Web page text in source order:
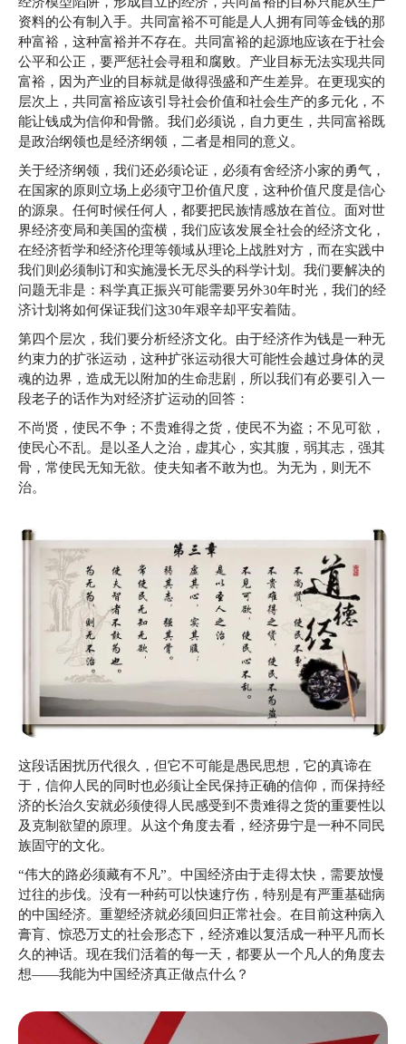
资料的公有制入手。共同富裕不可能是人人拥有同等金钱的那
种富裕，这种富裕并不存在。共同富裕的起源地应该在于社会
公平和公正，要严惩社会寻租和腐败。产业目标无法实现共同
富裕，因为产业的目标就是做得强盛和产生差异。在更现实的
层次上，共同富裕应该引导社会价值和社会生产的多元化，不
能让钱成为信仰和骨骼。我们必须说，自力更生，共同富裕既
是政治纲领也是经济纲领，二者是相同的意义。
关于经济纲领，我们还必须论证，必须有舍经济小家的勇气，
在国家的原则立场上必须守卫价值尺度，这种价值尺度是信心
的源泉。任何时候任何人，都要把民族情感放在首位。面对世
界经济变局和美国的蛮横，我们应该发展全社会的经济文化，
在经济哲学和经济伦理等领域从理论上战胜对方，而在实践中
我们则必须制订和实施漫长无尽头的科学计划。我们要解决的
问题无非是：科学真正振兴可能需要另外30年时光，我们的经
济计划将如何保证我们这30年艰辛却平安着陆。
第四个层次，我们要分析经济文化。由于经济作为钱是一种无
约束力的扩张运动，这种扩张运动很大可能性会越过身体的灵
魂的边界，造成无以附加的生命悲剧，所以我们有必要引入一
段老子的话作为对经济扩运动的回答：
不尚贤，使民不争；不贵难得之货，使民不为盗；不见可欲，
使民心不乱。是以圣人之治，虚其心，实其腹，弱其志，强其
骨，常使民无知无欲。使夫知者不敢为也。为无为，则无不
治。
这段话困扰历代很久，但它不可能是愚民思想，它的真谛在
于，信仰人民的同时也必须让全民保持正确的信仰，而保持经
济的长治久安就必须使得人民感受到不贵难得之货的重要性以
及克制欲望的原理。从这个角度去看，经济毋宁是一种不同民
族固守的文化。
“伟大的路必须藏有不凡”。中国经济由于走得太快，需要放慢
过往的步伐。没有一种药可以快速疗伤，特别是有严重基础病
的中国经济。重塑经济就必须回归正常社会。在目前这种病入
膏肓、惊恐万丈的社会形态下，经济难以复活成一种平凡而长
久的神话。现在我们活着的每一天，都要从一个凡人的角度去
想——我能为中国经济真正做点什么？